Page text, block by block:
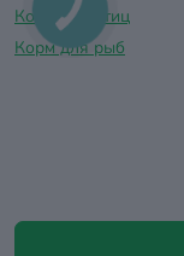
Корм для птиц
Корм для рыб